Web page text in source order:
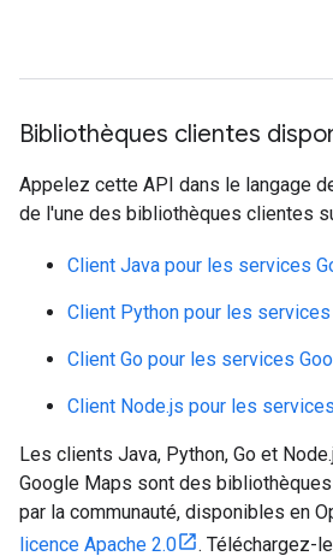
Bibliothèques clientes
Appelez cette API dans le langage
de l'une des bibliothèques clientes
Client Java pour les services
Client Python pour les
Client Go pour les services
Client Node.js pour les
Les clients Java, Python, Go et
Google Maps sont des
par la communauté, disponibles en
licence Apache 2.0
. Téléchargez-